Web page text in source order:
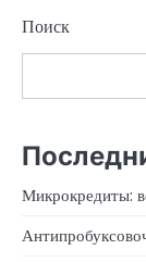
Поиск
Микрокредиты: